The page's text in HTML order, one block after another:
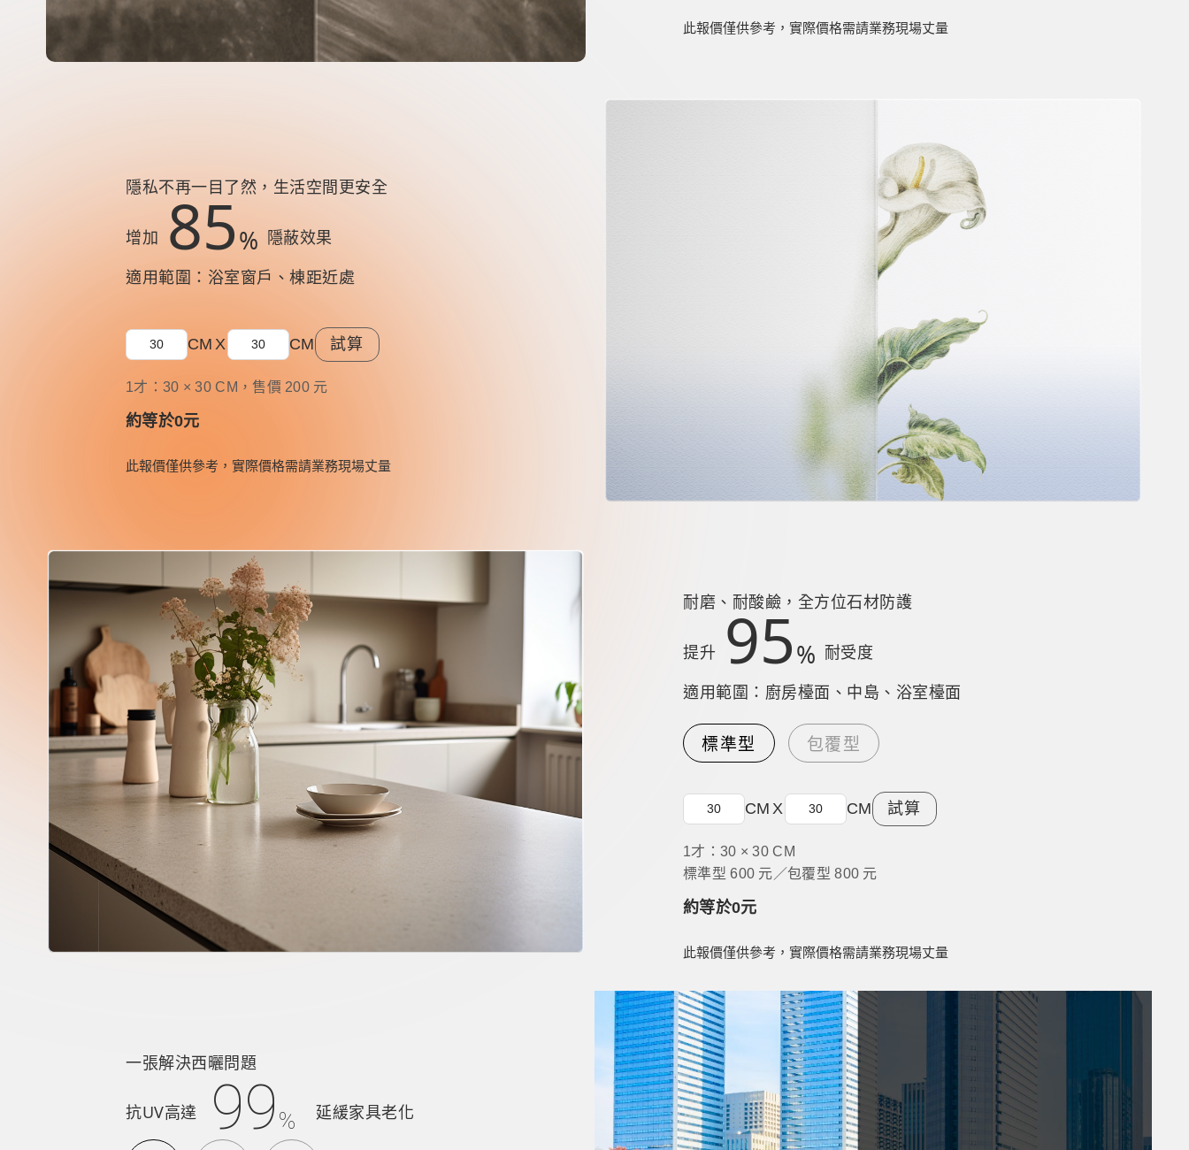
此報價僅供參考，實際價格需請業務現場丈量
隱私不再一目了然，生活空間更安全
增加 85% 隱蔽效果
適用範圍：浴室窗戶、棟距近處
CM X CM 試算
1才：30 × 30 CM，售價 200 元
約等於0元
此報價僅供參考，實際價格需請業務現場丈量
耐磨、耐酸鹼，全方位石材防護
提升 95% 耐受度
適用範圍：廚房檯面、中島、浴室檯面
標準型 包覆型
CM X CM 試算
1才：30 × 30 CM
標準型 600 元／包覆型 800 元
約等於0元
此報價僅供參考，實際價格需請業務現場丈量
一張解決西曬問題
抗UV高達 99% 延緩家具老化